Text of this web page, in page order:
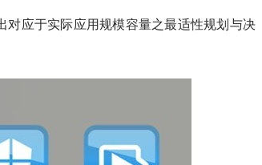
应于实际应用规模容量之最适性规划与决